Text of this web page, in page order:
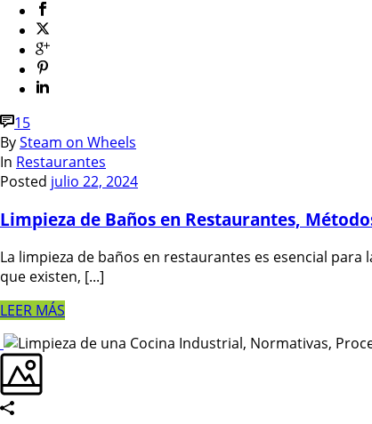
15
BySteam on Wheels
In Restaurantes
Posted julio 22, 2024
Limpieza de Baños en Restaurantes,
La limpieza de baños en restaurantes es esencial
que existen, [...]
LEER MÁS